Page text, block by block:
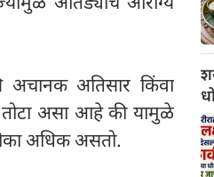
अतिसार किंवा
असा आहे की यामुळे
अधिक असतो.